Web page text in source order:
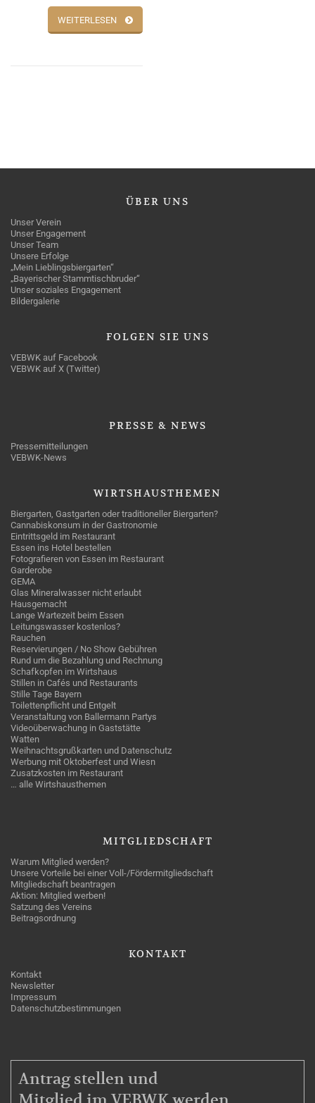
WEITERLESEN
ÜBER UNS
Unser Verein
Unser Engagement
Unser Team
Unsere Erfolge
„Mein Lieblingsbiergarten“
„Bayerischer Stammtischbruder“
Unser soziales Engagement
Bildergalerie
FOLGEN SIE UNS
VEBWK auf Facebook
VEBWK auf X (Twitter)
PRESSE & NEWS
Pressemitteilungen
VEBWK-News
WIRTSHAUSTHEMEN
Biergarten, Gastgarten oder traditioneller Biergarten?
Cannabiskonsum in der Gastronomie
Eintrittsgeld im Restaurant
Essen ins Hotel bestellen
Fotografieren von Essen im Restaurant
Garderobe
GEMA
Glas Mineralwasser nicht erlaubt
Hausgemacht
Lange Wartezeit beim Essen
Leitungswasser kostenlos?
Rauchen
Reservierungen / No Show Gebühren
Rund um die Bezahlung und Rechnung
Schafkopfen im Wirtshaus
Stillen in Cafés und Restaurants
Stille Tage Bayern
Toilettenpflicht und Entgelt
Veranstaltung von Ballermann Partys
Videoüberwachung in Gaststätte
Watten
Weihnachtsgrußkarten und Datenschutz
Werbung mit Oktoberfest und Wiesn
Zusatzkosten im Restaurant
… alle Wirtshausthemen
MITGLIEDSCHAFT
Warum Mitglied werden?
Unsere Vorteile bei einer Voll-/Fördermitgliedschaft
Mitgliedschaft beantragen
Aktion: Mitglied werben!
Satzung des Vereins
Beitragsordnung
KONTAKT
Kontakt
Newsletter
Impressum
Datenschutzbestimmungen
MITGLIEDSCHAFT
Antrag stellen und